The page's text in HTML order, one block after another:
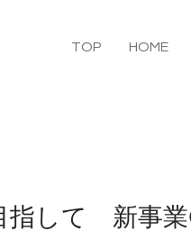
TOP HOME
指して 新事業